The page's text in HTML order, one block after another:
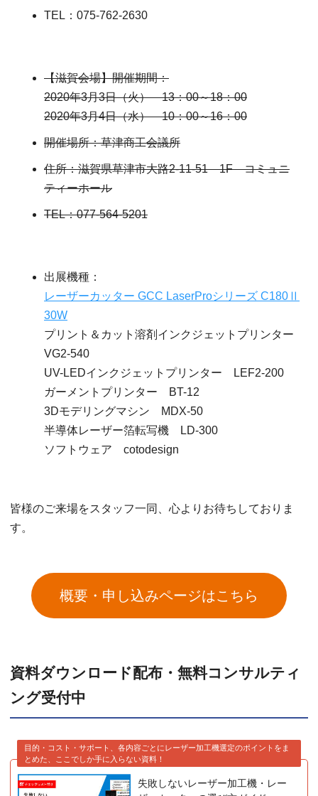
TEL：075-762-2630
【滋賀会場】開催期間：
2020年3月3日（火） 13：00～18：00
2020年3月4日（水） 10：00～16：00
開催場所：草津商工会議所
住所：滋賀県草津市大路2-11-51 1F コミュニ
ティーホール
TEL：077-564-5201
出展機種：
レーザーカッター GCC LaserProシリーズ C180Ⅱ
30W
プリント＆カット溶剤インクジェットプリンター
VG2-540
UV-LEDインクジェットプリンター LEF2-200
ガーメントプリンター BT-12
3Dモデリングマシン MDX-50
半導体レーザー箔転写機 LD-300
ソフトウェア cotodesign
皆様のご来場をスタッフ一同、心よりお待ちしておりま
す。
概要・申し込みページはこちら
資料ダウンロード配布・無料コンサルティ
ング受付中
目的・コスト・サポート、各内容ごとにレーザー加工機選定のポイントをま
とめた、ここでしか手に入らない資料！
失敗しないレーザー加工機・レー